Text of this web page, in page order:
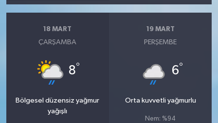
18 MART
ÇARŞAMBA
8°
Bölgesel düzensiz yağmur
yağışlı
19 MART
PERŞEMBE
6°
Orta kuvvetli yağmurlu
Nem: %94